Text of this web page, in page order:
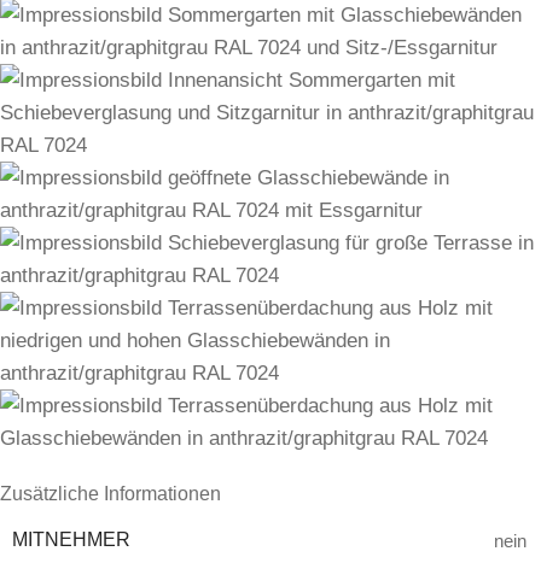
Zusätzliche Informationen
MITNEHMER nein